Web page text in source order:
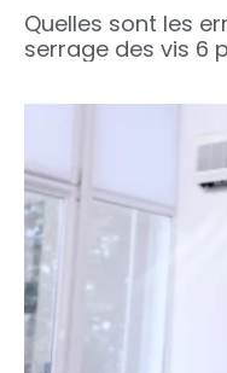
Quelles sont les
serrage des vis 6